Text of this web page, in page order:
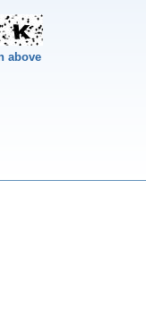
above